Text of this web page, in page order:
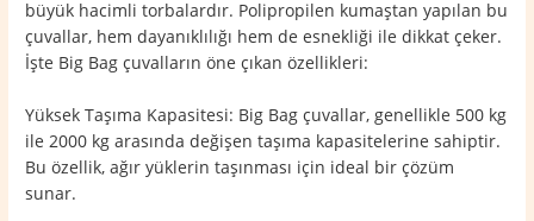
büyük hacimli torbalardır. Polipropilen kumaştan yapılan bu
çuvallar, hem dayanıklılığı hem de esnekliği ile dikkat çeker.
İşte Big Bag çuvalların öne çıkan özellikleri:
Yüksek Taşıma Kapasitesi: Big Bag çuvallar, genellikle 500 kg
ile 2000 kg arasında değişen taşıma kapasitelerine sahiptir.
Bu özellik, ağır yüklerin taşınması için ideal bir çözüm
sunar.